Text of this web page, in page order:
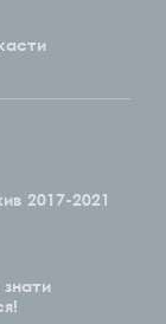
2017-2021